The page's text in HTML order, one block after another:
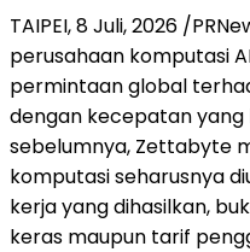
TAIPEI,8 Juli, 2026 /
perusahaan komputasi
permintaan global
dengan kecepatan
sebelumnya, Zettabyte
komputasi seharusnya
kerja yang dihasilkan,
keras maupun tarif